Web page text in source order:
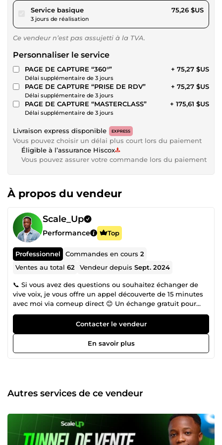
Service basiquepour 69,37 $US
3 jours de réalisation
75,26 $US
Ce vendeur n’est pas assujetti à la TVA.
Personnaliser le service
PAGE DE CAPTURE “360°”
Délai supplémentaire de 3 jours
+ 75,27 $US
PAGE DE CAPTURE “PRISE DE RDV”
Délai supplémentaire de 3 jours
+ 75,27 $US
PAGE DE CAPTURE “MASTERCLASS”
Délai supplémentaire de 3 jours
+ 175,61 $US
Livraison express disponible EXPRESS
Vous pouvez choisir un délai plus court lors du paiement
Éligible à l’assurance Hiscox
Vous pouvez assurer votre commande lors du paiement
À propos du vendeur
Scale_Up
Performance Top
Professionnel Commandes en cours2
Ventes au total62 Vendeur depuisSept. 2024
📞 Si vous avez des questions ou souhaitez échanger de
vive voix, je vous offre un appel découverte de 15 minutes
avec moi via comeup direct 😊 Un échange gratuit pour
comprendre vos besoins, vos objectifs et vérifier si je suis
la bonne personne pour vous accompagner dans votre
projet. ✅🏆 J'ai généré +1 000 000 € pour un de mes
clients grâce à un tunnel de vente sur Systeme.io ✅🥋 J'ai
travaillé avec Messie, le champion de France 🇫🇷 de Judo
programme de formation en ligne ✅ Plus de 200 tunnels
de vente réalisés dans des domaines variés ✅ Plus de 4
performants Je suis Donald, expert en marketing digital,
spécialisé dans la création de tunnels de vente
performants. 🎯 Mon objectif : vous aider à transformer vos
Contacter le vendeur
En savoir plus
Autres services de ce vendeur